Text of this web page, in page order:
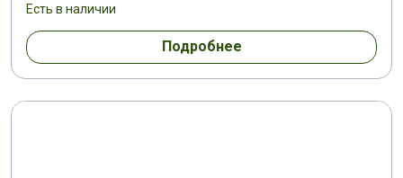
Есть в наличии
Подробнее